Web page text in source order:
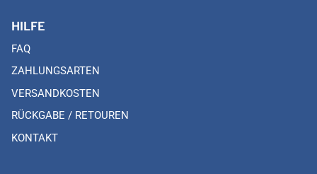
HILFE
FAQ
ZAHLUNGSARTEN
VERSANDKOSTEN
RÜCKGABE / RETOUREN
KONTAKT